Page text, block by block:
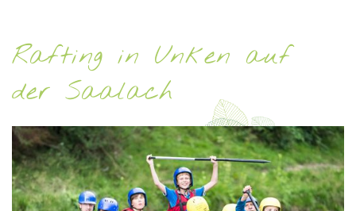
Rafting in Unken auf
der Saalach